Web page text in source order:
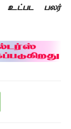
உட்பட பலர்